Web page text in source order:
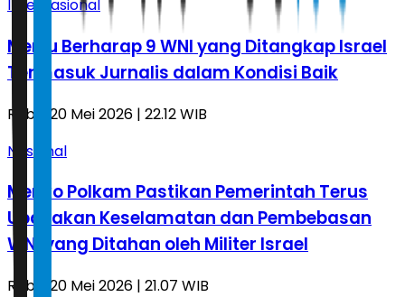
Internasional
Menlu Berharap 9 WNI yang Ditangkap Israel
Termasuk Jurnalis dalam Kondisi Baik
Rabu, 20 Mei 2026 | 22.12 WIB
Nasional
Menko Polkam Pastikan Pemerintah Terus
Upayakan Keselamatan dan Pembebasan
WNI yang Ditahan oleh Militer Israel
Rabu, 20 Mei 2026 | 21.07 WIB